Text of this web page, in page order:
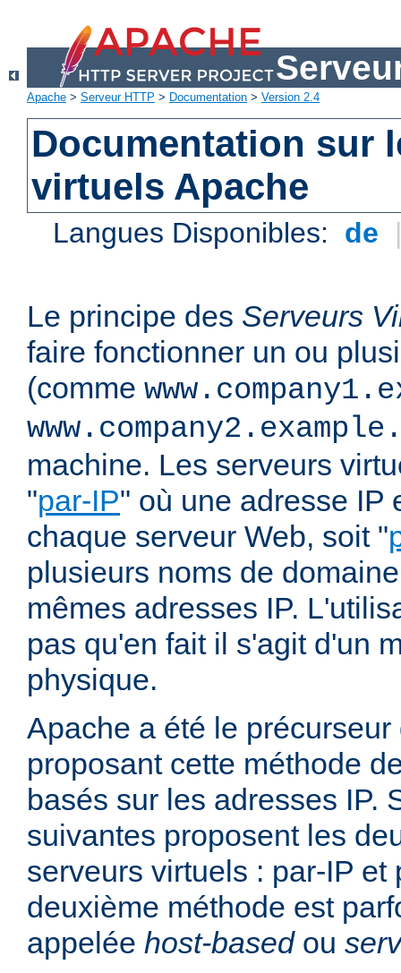
Apache > Serveur HTTP > Documentation > Version 2.4
Documentation sur
virtuels Apache
Langues Disponibles: de
Le principe des Serveurs
faire fonctionner un ou
(comme
machine. Les serveurs
"par-IP" où une adresse IP
chaque serveur Web, soit "
plusieurs noms de
mêmes adresses IP.
pas qu'en fait il s'agit d'un
physique.
Apache a été le
proposant cette méthode
basés sur les adresses IP.
suivantes proposent les
serveurs virtuels : par-IP et
deuxième méthode est
appelée host-basedou